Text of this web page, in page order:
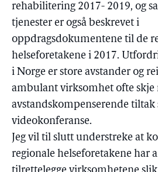
rehabilitering 2017- 2019, og
tjenester er også beskrevet i
oppdragsdokumentene til de
helseforetakene i 2017.
i Norge er store avstander og
ambulant virksomhet ofte skje
avstandskompenserende tiltak
videokonferanse.
Jeg vil til slutt understreke at
regionale helseforetakene har